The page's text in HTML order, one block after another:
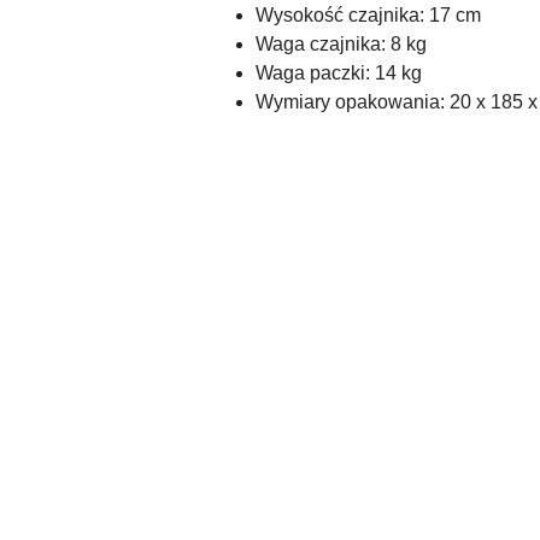
Wysokość czajnika: 17 cm
Waga czajnika: 8 kg
Waga paczki: 14 kg
Wymiary opakowania: 20 x 185